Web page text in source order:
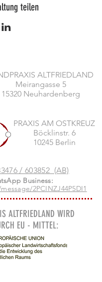
teilen
ALTFRIEDLAND
Meirangasse 5
15320 Neuhardenberg
PRAXIS AM OSTKREUZ
Böcklinstr. 6
10245 Berlin
/ 603852 (AB)
Business:
2PCINZJ44P5DI1
ALTFRIEDLAND WIRD
EU - MITTEL: